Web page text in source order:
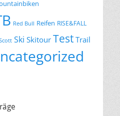
Red Bull Reifen RISE&FALL
Ski Skitour Test Trail